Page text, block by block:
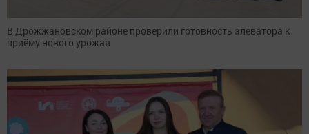
В Дрожжановском районе проверили готовность элеватора к
приёму нового урожая